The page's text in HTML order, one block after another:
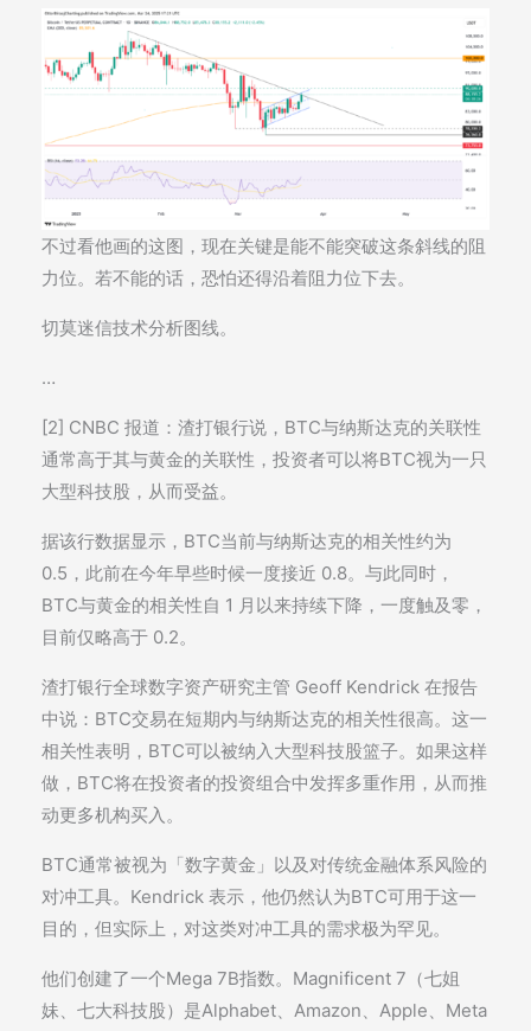
不过看他画的这图，现在关键是能不能突破这条斜线的阻
力位。若不能的话，恐怕还得沿着阻力位下去。
切莫迷信技术分析图线。
…
[2] CNBC 报道：渣打银行说，BTC与纳斯达克的关联性
通常高于其与黄金的关联性，投资者可以将BTC视为一只
大型科技股，从而受益。
据该行数据显示，BTC当前与纳斯达克的相关性约为
0.5，此前在今年早些时候一度接近 0.8。与此同时，
BTC与黄金的相关性自 1 月以来持续下降，一度触及零，
目前仅略高于 0.2。
渣打银行全球数字资产研究主管 Geoff Kendrick 在报告
中说：BTC交易在短期内与纳斯达克的相关性很高。这一
相关性表明，BTC可以被纳入大型科技股篮子。如果这样
做，BTC将在投资者的投资组合中发挥多重作用，从而推
动更多机构买入。
BTC通常被视为「数字黄金」以及对传统金融体系风险的
对冲工具。Kendrick 表示，他仍然认为BTC可用于这一
目的，但实际上，对这类对冲工具的需求极为罕见。
他们创建了一个Mega 7B指数。Magnificent 7（七姐
妹、七大科技股）是Alphabet、Amazon、Apple、Meta